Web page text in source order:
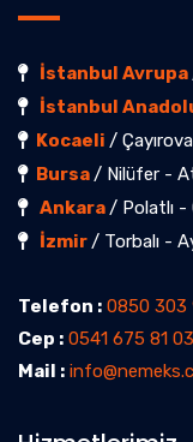
İstanbul Avrupa
İstanbul
Kocaeli /
Bursa/ Nilüfer -
Ankara/ Polatlı -
İzmir/ Torbalı -
Telefon : 0850 303
Cep : 0541 675 81 03
Mail :